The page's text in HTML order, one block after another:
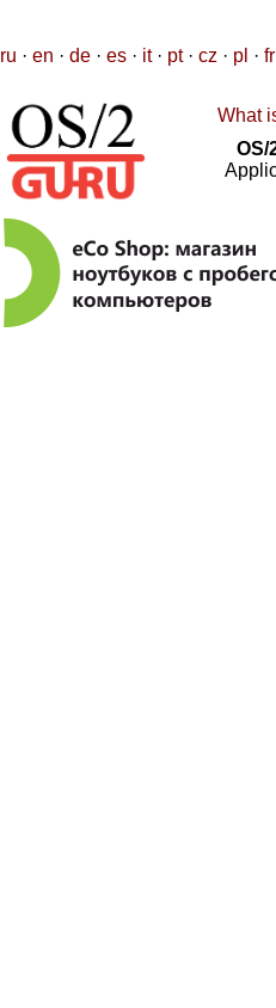
ru · en · de · es · it· pt· cz · pl · fr
What
OS/